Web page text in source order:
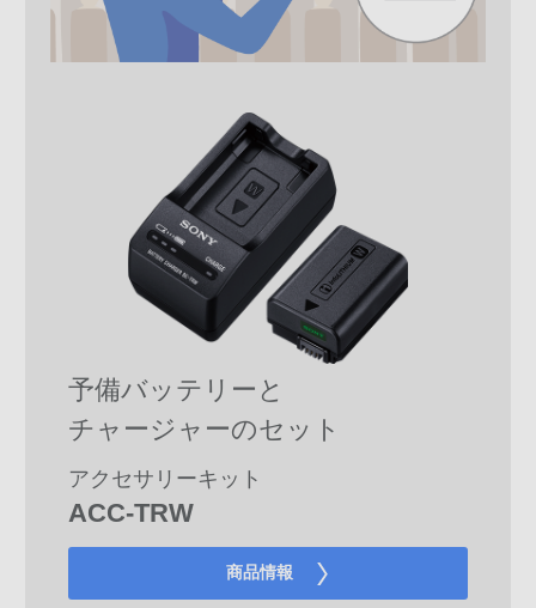
予備バッテリーと
チャージャーのセット
アクセサリーキット
ACC-TRW
商品情報